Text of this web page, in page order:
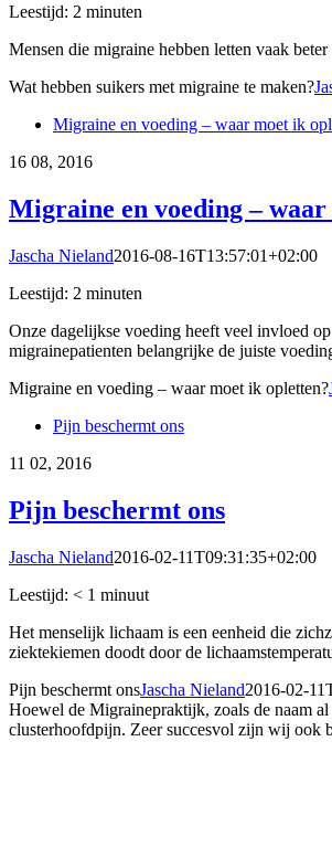
Leestijd: 2 minuten
Mensen die migraine hebben letten vaak
Wat hebben suikers met migraine te maken?
Migraine en voeding – waar moet ik
16 08, 2016
Migraine en voeding –
Jascha Nieland2016-08-16T13:57:01+02:00
Leestijd: 2 minuten
Onze dagelijkse voeding heeft veel invloed
migrainepatienten belangrijke de juiste
Migraine en voeding – waar moet ik opletten?
Pijn beschermt ons
11 02, 2016
Pijn beschermt ons
Jascha Nieland2016-02-11T09:31:35+02:00
Leestijd: < 1 minuut
Het menselijk lichaam is een eenheid die
ziektekiemen doodt door de
Pijn beschermt onsJascha Nieland2016-02-
Hoewel de Migrainepraktijk, zoals de naam
clusterhoofdpijn. Zeer succesvol zijn wij ook